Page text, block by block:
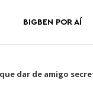
BIGBEN POR AÍ
dar de amigo